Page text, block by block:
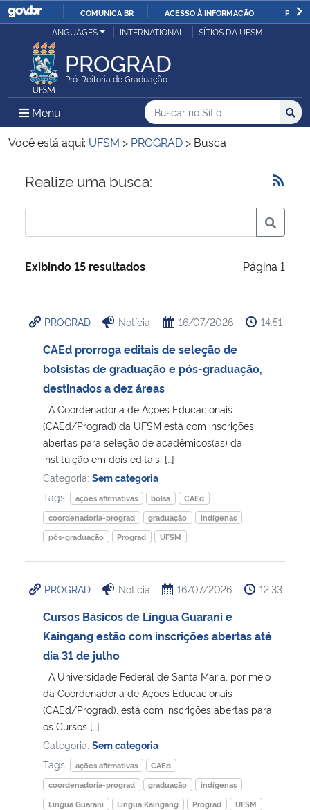
IR
O
COMUNICA BR ACESSO À INFORMAÇÃO
Ministério da Justiça e Segurança Pública
Ministério da Defesa
Ministério das Relações Exteriores
Ministério da Economia
Ministério da Infraestrutura
Ministério da Cidadania
Ministério da Saúde
Ministério de Minas e Energia
Ministério da Ciência, Tecnologia, Inovações e Comunicações
Ministério do Meio Ambiente
Ministério do Turismo
Ministério do Desenvolvimento Regional
Ministério da Mulher, da Família e dos Direitos Humanos
Secretaria-Geral
Secretaria de Governo
Gabinete de Segurança Institucional
Advocacia-Geral da União
Banco Central do Brasil
LANGUAGES INTERNATIONAL SÍTIOS DA UFSM
PROGRAD
Pró-Reitoria de Graduação
Menu Menu Principal do Sítio
Busca
Buscar no no Sítio
Busca:
Você está aqui: UFSM > PROGRAD > Busca
Início do conteúdo
Realize uma busca:
Exibindo 15 resultados Página 1
PROGRAD Notícia 16/07/2026 14:51
CAEd prorroga editais de seleção de
bolsistas de graduação e pós-graduação,
destinados a dez áreas
A Coordenadoria de Ações Educacionais
(CAEd/Prograd) da UFSM está com inscrições
abertas para seleção de acadêmicos(as) da
instituição em dois editais. […]
Categoria: Sem categoria
Tags:
ações afirmativas bolsa
CAEd
coordenadoria-prograd
graduação
indígenas
pós-graduação
Prograd UFSM
PROGRAD Notícia 16/07/2026 12:33
Cursos Básicos de Língua Guarani e
Kaingang estão com inscrições abertas até
dia 31 de julho
A Universidade Federal de Santa Maria, por meio
da Coordenadoria de Ações Educacionais
(CAEd/Prograd), está com inscrições abertas para
os Cursos […]
Categoria: Sem categoria
Tags:
ações afirmativas
CAEd
coordenadoria-prograd
graduação
indígenas
Língua Guarani
Língua Kaingang Prograd UFSM